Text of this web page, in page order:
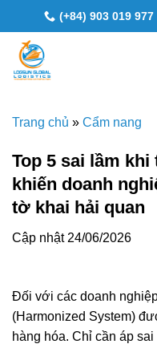
to
content
(+84) 903 019 977
Trang chủ » Cẩm nang
Top 5 sai lầm
khiến doanh
tờ khai hải quan
Cập nhật 24/06/2026
Đối với các doanh
(Harmonized System)
hàng hóa. Chỉ cần áp